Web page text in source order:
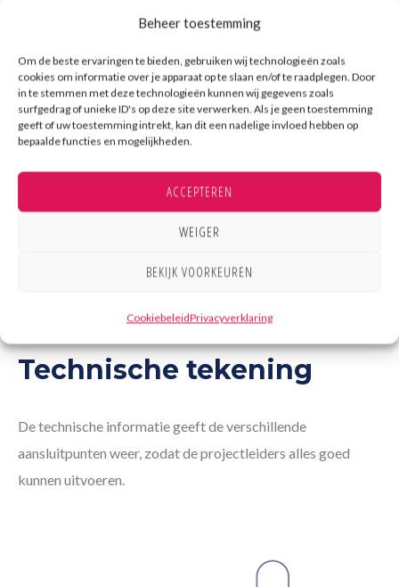
Beheer toestemming
Om de beste ervaringen te bieden, gebruiken wij technologieën zoals
cookies om informatie over je apparaat op te slaan en/of te raadplegen. Door
in te stemmen met deze technologieën kunnen wij gegevens zoals
surfgedrag of unieke ID's op deze site verwerken. Als je geen toestemming
geeft of uw toestemming intrekt, kan dit een nadelige invloed hebben op
bepaalde functies en mogelijkheden.
ACCEPTEREN
WEIGER
BEKIJK VOORKEUREN
CookiebeleidPrivacyverklaring
Technische tekening
De technische informatie geeft de verschillende
aansluitpunten weer, zodat de projectleiders alles goed
kunnen uitvoeren.